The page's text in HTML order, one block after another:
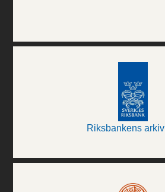
Riksbankens arkiv